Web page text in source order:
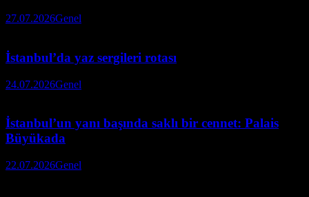
27.07.2026Genel
İstanbul’da yaz sergileri rotası
24.07.2026Genel
İstanbul’un yanı başında saklı bir cennet: Palais
Büyükada
22.07.2026Genel